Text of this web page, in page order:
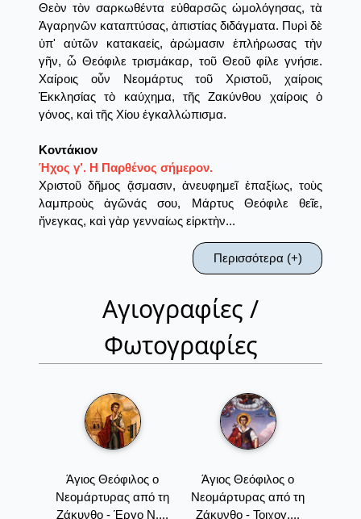
Θεὸν τὸν σαρκωθέντα εὐθαρσῶς ὡμολόγησας, τὰ
Ἀγαρηνῶν καταπτύσας, ἀπιστίας διδάγματα. Πυρὶ δὲ
ὑπ' αὐτῶν κατακαείς, ἀρώμασιν ἐπλήρωσας τὴν
γῆν, ὦ Θεόφιλε τρισμάκαρ, τοῦ Θεοῦ φίλε γνήσιε.
Χαίροις οὖν Νεομάρτυς τοῦ Χριστοῦ, χαίροις
Ἐκκλησίας τὸ καύχημα, τῆς Ζακύνθου χαίροις ὁ
γόνος, καὶ τῆς Χίου ἐγκαλλώπισμα.
Κοντάκιον
Ήχος γ’. Η Παρθένος σήμερον.
Χριστοῦ δῆμος ᾄσμασιν, ἀνευφημεῖ ἐπαξίως, τοὺς
λαμπροὺς ἀγῶνάς σου, Μάρτυς Θεόφιλε θεῖε,
ἤνεγκας, καὶ γὰρ γενναίως εἱρκτὴν...
Περισσότερα (+)
Αγιογραφίες /
Φωτογραφίες
Άγιος Θεόφιλος ο
Νεομάρτυρας από τη
Ζάκυνθο - Έργο Ν....
Άγιος Θεόφιλος ο
Νεομάρτυρας από τη
Ζάκυνθο - Τοιχογ....